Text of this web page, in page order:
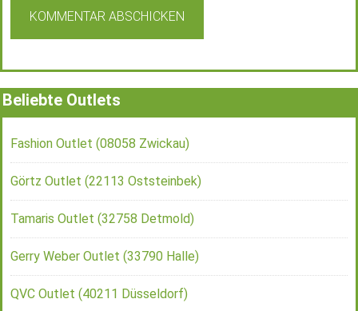
Beliebte Outlets
Fashion Outlet (08058 Zwickau)
Görtz Outlet (22113 Oststeinbek)
Tamaris Outlet (32758 Detmold)
Gerry Weber Outlet (33790 Halle)
QVC Outlet (40211 Düsseldorf)